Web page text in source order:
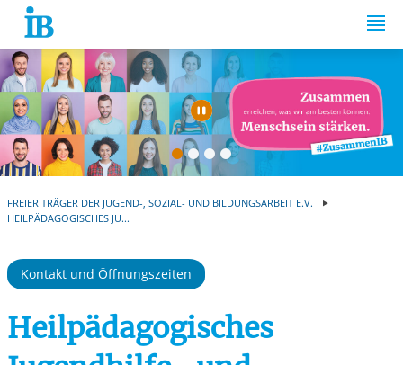
Springe zum Inhalt
Automatische
FREIER TRÄGER DER JUGEND-, SOZIAL- UND BILDUNGSARBEIT E.V.
HEILPÄDAGOGISCHES JU...
Kontakt und Öffnungszeiten
Heilpädagogisches